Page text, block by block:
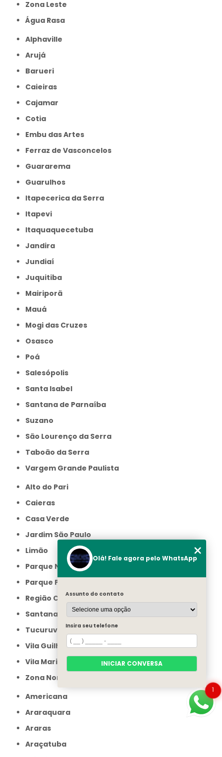
Zona Leste
Água Rasa
Alphaville
Arujá
Barueri
Caieiras
Cajamar
Cotia
Embu das Artes
Ferraz de Vasconcelos
Guararema
Guarulhos
Itapecerica da Serra
Itapevi
Itaquaquecetuba
Jandira
Jundiaí
Juquitiba
Mairiporã
Mauá
Mogi das Cruzes
Osasco
Poá
Salesópolis
Santa Isabel
Santana de Parnaíba
Suzano
São Lourenço da Serra
Taboão da Serra
Vargem Grande Paulista
Alto do Pari
Caieras
Casa Verde
Jardim São Paulo
Limão
Parque Novo Mundo
Parque Peruche
Região Central
Santana
Tucuruvi
Vila Guilherme
Vila Maria
Zona Norte
Americana
Araraquara
Araras
Araçatuba
1
Olá! Fale agora pelo WhatsApp
Assunto do contato
Insira seu telefone
INICIAR CONVERSA